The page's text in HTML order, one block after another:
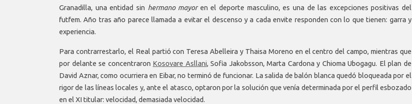
Granadilla, una entidad sin hermano mayoren el deporte masculino, es una de las excepciones positivas del
futfem. Año tras año parece llamada a evitar el descenso y a cada envite responden con lo que tienen: garra y
experiencia.
Para contrarrestarlo, el Real partió con Teresa Abelleira y Thaisa Moreno en el centro del campo, mientras que
por delante se concentraron Kosovare Asllani, Sofia Jakobsson, Marta Cardona y Chioma Ubogagu. El plan de
David Aznar, como ocurriera en Eibar, no terminó de funcionar. La salida de balón blanca quedó bloqueada por el
rigor de las líneas locales y, ante el atasco, optaron por la solución que venía determinada por el perfil esbozado
en el XI titular: velocidad, demasiada velocidad.